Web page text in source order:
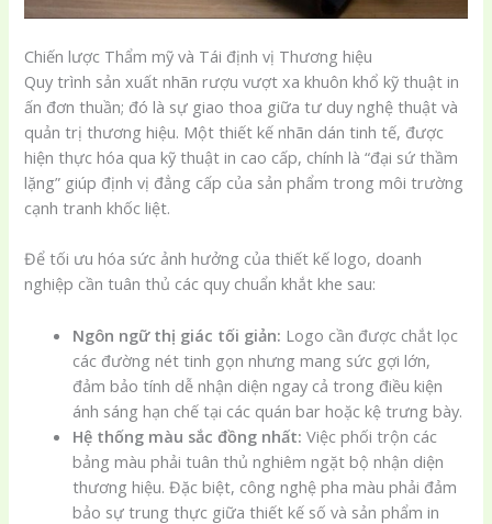
Chiến lược Thẩm mỹ và Tái định vị Thương hiệu
Quy trình sản xuất nhãn rượu vượt xa khuôn khổ kỹ thuật in
ấn đơn thuần; đó là sự giao thoa giữa tư duy nghệ thuật và
quản trị thương hiệu. Một thiết kế nhãn dán tinh tế, được
hiện thực hóa qua kỹ thuật in cao cấp, chính là “đại sứ thầm
lặng” giúp định vị đẳng cấp của sản phẩm trong môi trường
cạnh tranh khốc liệt.
Để tối ưu hóa sức ảnh hưởng của thiết kế logo, doanh
nghiệp cần tuân thủ các quy chuẩn khắt khe sau:
Ngôn ngữ thị giác tối giản: Logo cần được chắt lọc
các đường nét tinh gọn nhưng mang sức gợi lớn,
đảm bảo tính dễ nhận diện ngay cả trong điều kiện
ánh sáng hạn chế tại các quán bar hoặc kệ trưng bày.
Hệ thống màu sắc đồng nhất: Việc phối trộn các
bảng màu phải tuân thủ nghiêm ngặt bộ nhận diện
thương hiệu. Đặc biệt, công nghệ pha màu phải đảm
bảo sự trung thực giữa thiết kế số và sản phẩm in